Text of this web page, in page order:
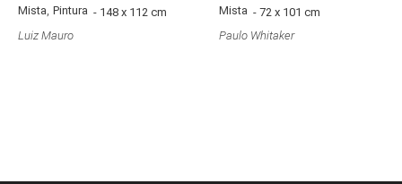
Mista, Pintura - 148 x 112 cm
Luiz Mauro
Mista - 72 x 101 cm
Paulo Whitaker